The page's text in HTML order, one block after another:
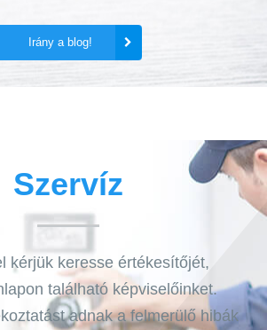
Irány a blog!
Szervíz
kérjük keresse értékesítőjét,
található képviselőinket.
adnak a felmerülő hibák